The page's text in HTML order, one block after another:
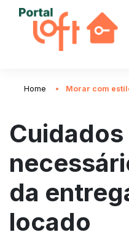
Home Morar com
Cuidados
da
locado